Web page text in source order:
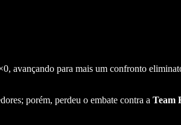
avançando para mais um confronto
porém, perdeu o embate contra a Team